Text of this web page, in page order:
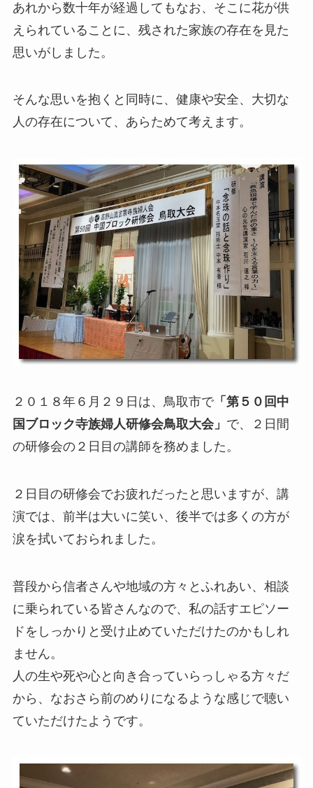
あれから数十年が経過してもなお、そこに花が供
えられていることに、残された家族の存在を見た
思いがしました。
そんな思いを抱くと同時に、健康や安全、大切な
人の存在について、あらためて考えます。
２０１８年６月２９日は、鳥取市で「第５０回中
国ブロック寺族婦人研修会鳥取大会」 で、２日間
の研修会の２日目の講師を務めました。
２日目の研修会でお疲れだったと思いますが、講
演では、前半は大いに笑い、後半では多くの方が
涙を拭いておられました。
普段から信者さんや地域の方々とふれあい、相談
に乗られている皆さんなので、私の話すエピソー
ドをしっかりと受け止めていただけたのかもしれ
ません。
人の生や死や心と向き合っていらっしゃる方々だ
から、なおさら前のめりになるような感じで聴い
ていただけたようです。